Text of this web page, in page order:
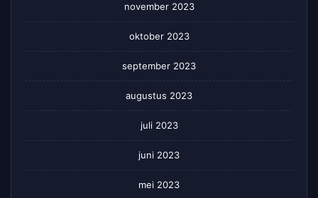
november 2023
oktober 2023
september 2023
augustus 2023
juli 2023
juni 2023
mei 2023